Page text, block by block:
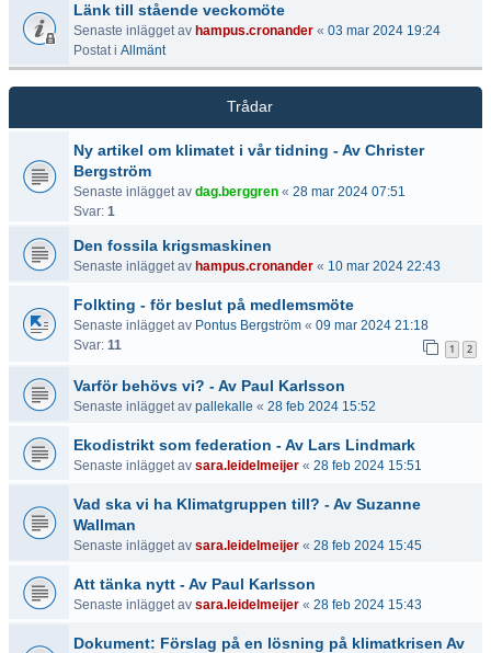
Länk till stående veckomöte
Senaste inlägget av hampus.cronander « 03 mar 2024 19:24
Postat i Allmänt
Trådar
Ny artikel om klimatet i vår tidning - Av Christer
Bergström
Senaste inlägget av dag.berggren « 28 mar 2024 07:51
Svar: 1
Den fossila krigsmaskinen
Senaste inlägget av hampus.cronander « 10 mar 2024 22:43
Folkting - för beslut på medlemsmöte
Senaste inlägget av Pontus Bergström « 09 mar 2024 21:18
Svar: 11 1 2
Varför behövs vi? - Av Paul Karlsson
Senaste inlägget av pallekalle « 28 feb 2024 15:52
Ekodistrikt som federation - Av Lars Lindmark
Senaste inlägget av sara.leidelmeijer « 28 feb 2024 15:51
Vad ska vi ha Klimatgruppen till? - Av Suzanne
Wallman
Senaste inlägget av sara.leidelmeijer « 28 feb 2024 15:45
Att tänka nytt - Av Paul Karlsson
Senaste inlägget av sara.leidelmeijer « 28 feb 2024 15:43
Dokument: Förslag på en lösning på klimatkrisen Av